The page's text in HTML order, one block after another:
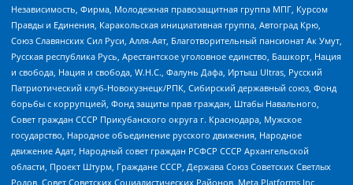
Независимость, Фирма, Молодежная правозащитная группа МПГ, Курсом
Правды и Единения, Каракольская инициативная группа, Автоград Крю,
Союз Славянских Сил Руси, Алля-Аят, Благотворительный пансионат Ак Умут,
Русская республика Русь, Арестантское уголовное единство, Башкорт, Нация
и свобода, Нация и свобода, W.H.С., Фалунь Дафа, Иртыш Ultras, Русский
Патриотический клуб-Новокузнецк/РПК, Сибирский державный союз, Фонд
борьбы с коррупцией, Фонд защиты прав граждан, Штабы Навального,
Совет граждан СССР Прикубанского округа г. Краснодара, Мужское
государство, Народное объединение русского движения, Народное
движение Адат, Народный совет граждан РСФСР СССР Архангельской
области, Проект Штурм, Граждане СССР, Держава Союз Советских Светлых
Родов, Совет Советских Социалистических Районов, Meta Platforms Inc,